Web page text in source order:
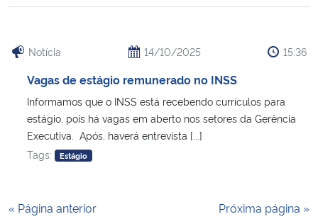
Notícia 14/10/2025 15:36
Vagas de estágio remunerado no INSS
Informamos que o INSS está recebendo currículos para
estágio, pois há vagas em aberto nos setores da Gerência
Executiva. Após, haverá entrevista [...]
Tags:
Estágio
« Página anterior
Próxima página »